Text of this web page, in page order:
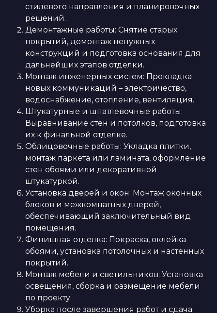
стилевого направления и планировочных
решений.
Демонтажные работы: Снятие старых
покрытий, демонтаж ненужных
конструкций и подготовка основания для
дальнейших этапов отделки.
Монтаж инженерных систем: Прокладка
новых коммуникаций – электричество,
водоснабжение, отопление, вентиляция.
Штукатурные и шпатлевочные работы:
Выравнивание стен и потолков, подготовка
их к финальной отделке.
Облицовочные работы: Укладка плитки,
монтаж паркета или ламината, оформление
стен обоями или декоративной
штукатуркой.
Установка дверей и окон: Монтаж оконных
блоков и межкомнатных дверей,
обеспечивающий заключительный вид
помещения.
Финишная отделка: Покраска, оклейка
обоями, установка потолочных и настенных
покрытий.
Монтаж мебели и светильников: Установка
освещения, сборка и размещение мебели
по проекту.
Уборка после завершения работ и сдача